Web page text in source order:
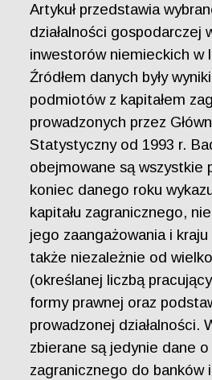
Artykuł przedstawia
działalności gospodarczej
inwestorów niemieckich w
Źródłem danych były
podmiotów z kapitałem
prowadzonych przez
Statystyczny od 1993 r.
obejmowane są wszystkie
koniec danego roku
kapitału zagranicznego,
jego zaangażowania i
także niezależnie od
(określanej liczbą
formy prawnej oraz
prowadzonej działalności.
zbierane są jedynie dane o
zagranicznego do banków